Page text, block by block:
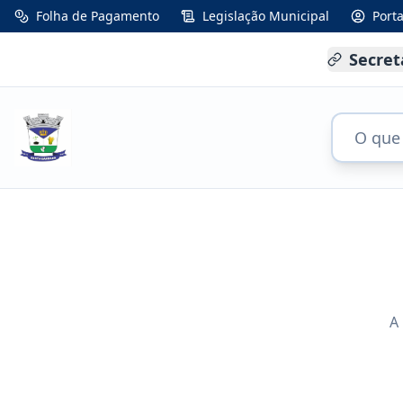
Folha de Pagamento Legislação Municipal